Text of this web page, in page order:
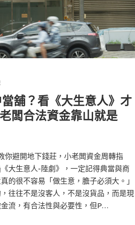
舖？看《大生意人》才
闆合法資金靠山就是
你避開地下錢莊，小老闆資金周轉指
大生意人-陸劇》，一定記得典當與商
的很不容易「做生意，膽子必須大。」
往往不是沒客人，不是沒貨品，而是現
流，有合法性與必要性，但P…